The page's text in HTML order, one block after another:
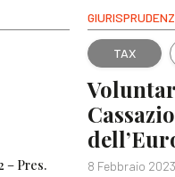
– Pres.
TAX
8 Febbraio 2023